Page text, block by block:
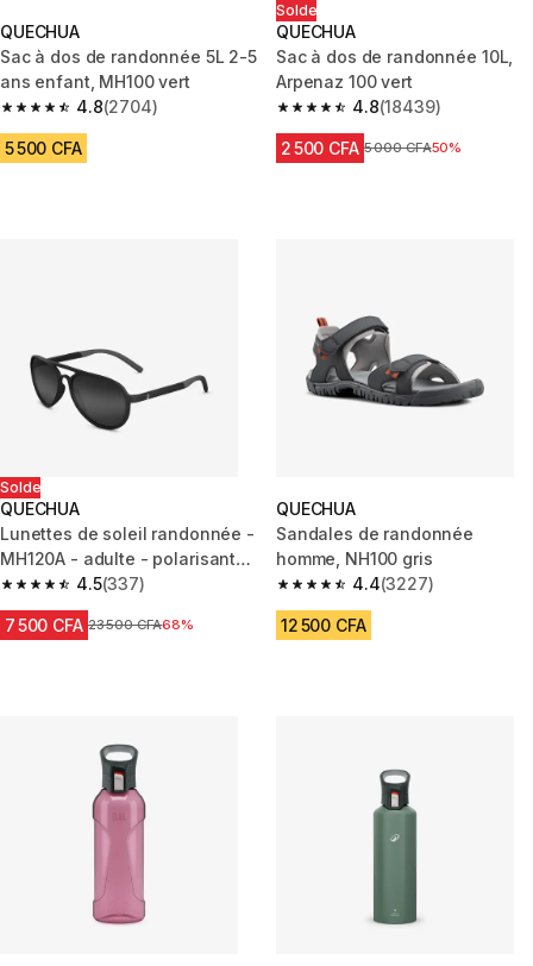
QUECHUA
Sac à dos de randonnée 5L 2-5
ans enfant, MH100 vert
4.8
4.8 out of 5 stars from 2704 reviews
(2704)
5 500 CFA
Solde
QUECHUA
Sac à dos de randonnée 10L,
Arpenaz 100 vert
4.8
4.8 out of 5 stars from 18439
(18439)
2 500 CFA Prix avant réduction
5 000 CFA50%
Solde
QUECHUA
Lunettes de soleil randonnée -
MH120A - adulte - polarisantes
catégorie 3
4.5
4.5 out of 5 stars from 337 reviews
(337)
7 500 CFA Prix avant réduction
23 500 CFA68%
QUECHUA
Sandales de randonnée
homme, NH100 gris
4.4
4.4 out of 5 stars from 3227
(3227)
12 500 CFA